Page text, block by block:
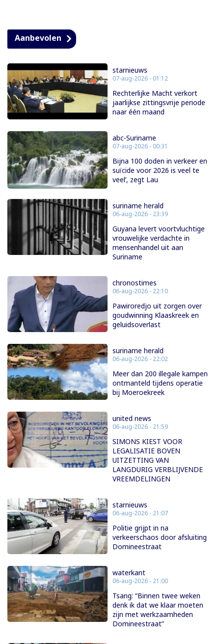
Aanbevolen
starnieuws
07-aug-2026 - 01:12
Rechterlijke Macht verkort
jaarlijkse zittingsvrije periode
naar één maand
abc-Suriname
07-aug-2026 - 00:31
Bijna 100 doden in verkeer en
suïcide voor 2026 is veel te
veel’, zegt Lau
suriname herald
06-aug-2026 - 23:39
Guyana levert voortvluchtige
vrouwelijke verdachte in
mensenhandel uit aan
Suriname
chronostimes
06-aug-2026 - 22:10
Pawiroredjo uit zorgen over
goudwinning Klaaskreek en
geluidsoverlast
suriname herald
06-aug-2026 - 22:02
Meer dan 200 illegale kampen
ontmanteld tijdens operatie
bij Moeroekreek
united news
06-aug-2026 - 21:59
SIMONS KIEST VOOR
LEGALISATIE BOVEN
UITZETTING VAN
LANGDURIG VERBLIJVENDE
VREEMDELINGEN
starnieuws
06-aug-2026 - 21:07
Politie grijpt in na
verkeerschaos door afsluiting
Domineestraat
waterkant
06-aug-2026 - 21:00
Tsang: “Binnen twee weken
denk ik dat we klaar moeten
zijn met werkzaamheden
Domineestraat”